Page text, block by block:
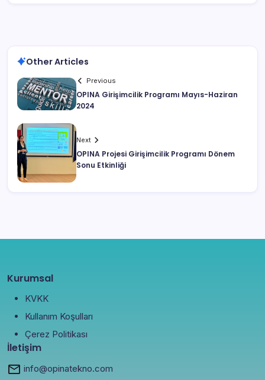
Other Articles
Previous
OPINA Girişimcilik Programı Mayıs-Haziran
2024
Next
OPINA Projesi Girişimcilik Programı Dönem
Sonu Etkinliği
Kurumsal
KVKK
Kullanım Koşulları
Çerez Politikası
İletişim
info@opinatekno.com